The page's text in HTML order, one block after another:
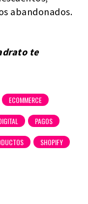
abandonados.
te
ECOMMERCE
PAGOS
SHOPIFY